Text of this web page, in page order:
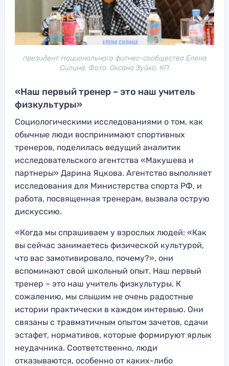
президент Национального фитнес-сообщества Елена
Силина. Фото: Оксана Зуйко, КП
«Наш первый тренер – это наш учитель
физкультуры»
Социологическими исследованиями о том, как
обычные люди воспринимают спортивных
тренеров, поделилась ведущий аналитик
исследовательского агентства «Макушева и
партнеры» Дарина Яцкова. Агентство выполняет
исследования для Министерства спорта РФ, и
работа, посвященная тренерам, вызвала острую
дискуссию.
«Когда мы спрашиваем у взрослых людей: «Как
вы сейчас занимаетесь физической культурой,
что вас замотивировало, почему?», они
вспоминают свой школьный опыт. Наш первый
тренер – это наш учитель физкультуры. К
сожалению, мы слышим не очень радостные
истории практически в каждом интервью. Они
связаны с травматичным опытом зачетов, сдачи
эстафет, нормативов, которые формируют ярлык
неудачника. Соответственно, люди
отказываются, особенно от каких-либо